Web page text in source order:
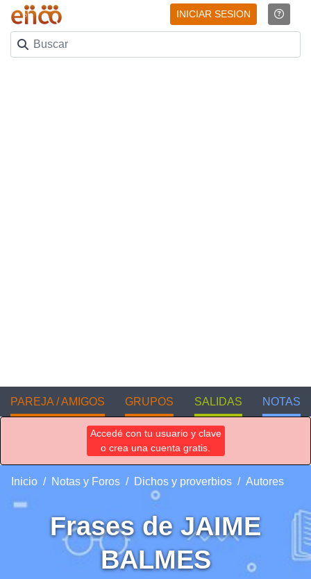
INICIAR SESION
PAREJA / AMIGOS GRUPOS SALIDAS NOTAS
Accedé con tu usuario y clave
o crea una cuenta gratis.
Inicio Notas y Foros Dichos y proverbios Autores
Frases de JAIME
BALMES